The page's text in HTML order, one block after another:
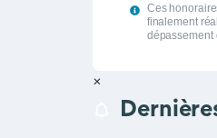
Ces
finalement
dépassement
×